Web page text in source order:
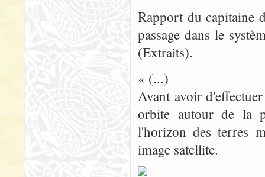
Rapport du capitaine
passage dans le
(Extraits).
« (...)
Avant avoir
orbite autour de la
l'horizon des terres
image satellite.